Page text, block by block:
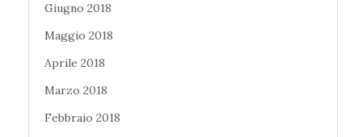
Giugno 2018
Maggio 2018
Aprile 2018
Marzo 2018
Febbraio 2018